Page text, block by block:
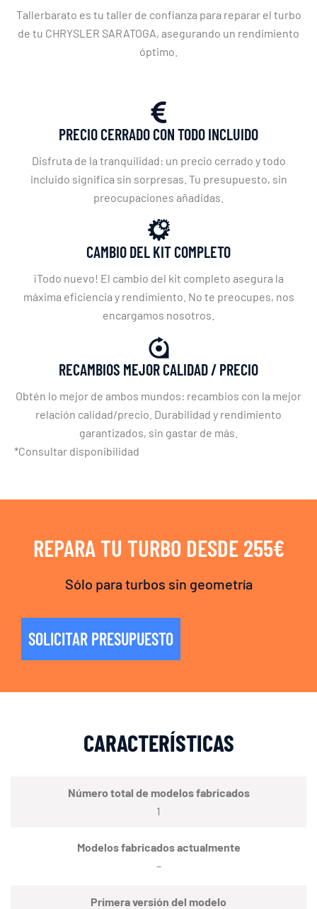
Tallerbarato es tu taller de confianza para reparar el turbo
de tu CHRYSLER SARATOGA, asegurando un rendimiento
óptimo.
PRECIO CERRADO CON TODO INCLUIDO
Disfruta de la tranquilidad: un precio cerrado y todo
incluido significa sin sorpresas. Tu presupuesto, sin
preocupaciones añadidas.
CAMBIO DEL KIT COMPLETO
¡Todo nuevo! El cambio del kit completo asegura la
máxima eficiencia y rendimiento. No te preocupes, nos
encargamos nosotros.
RECAMBIOS MEJOR CALIDAD / PRECIO
Obtén lo mejor de ambos mundos: recambios con la mejor
relación calidad/precio. Durabilidad y rendimiento
garantizados, sin gastar de más.
*Consultar disponibilidad
REPARA TU TURBO DESDE 255€
Sólo para turbos sin geometría
SOLICITAR PRESUPUESTO
CARACTERÍSTICAS
Número total de modelos fabricados
1
Modelos fabricados actualmente
–
Primera versión del modelo